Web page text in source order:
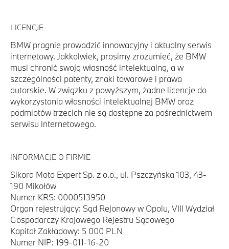
LICENCJE
BMW pragnie prowadzić innowacyjny i aktualny serwis
internetowy. Jakkolwiek, prosimy zrozumieć, że BMW
musi chronić swoją własność intelektualną, a w
szczególności patenty, znaki towarowe i prawa
autorskie. W związku z powyższym, żadne licencje do
wykorzystania własności intelektualnej BMW oraz
podmiotów trzecich nie są dostępne za pośrednictwem
serwisu internetowego.
INFORMACJE O FIRMIE
Sikora Moto Expert Sp. z o.o., ul. Pszczyńska 103, 43-
190 Mikołów
Numer KRS: 0000513950
Organ rejestrujący: Sąd Rejonowy w Opolu, VIII Wydział
Gospodarczy Krajowego Rejestru Sądowego
Kapitał Zakładowy: 5 000 PLN
Numer NIP: 199-011-16-20